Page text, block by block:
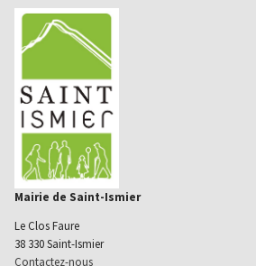
Mairie de Saint-Ismier
Le Clos Faure
38 330 Saint-Ismier
Contactez-nous